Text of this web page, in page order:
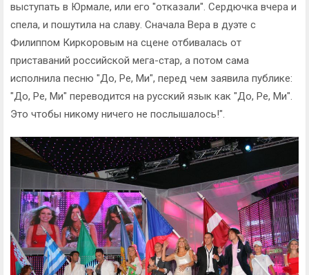
выступать в Юрмале, или его "отказали". Сердючка вчера и
спела, и пошутила на славу. Сначала Вера в дуэте с
Филиппом Киркоровым на сцене отбивалась от
приставаний российской мега-стар, а потом сама
исполнила песню "До, Ре, Ми", перед чем заявила публике:
"До, Ре, Ми" переводится на русский язык как "До, Ре, Ми".
Это чтобы никому ничего не послышалось!".